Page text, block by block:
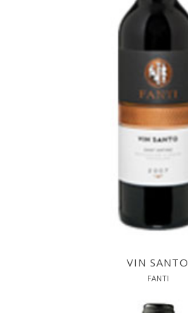
VIN SANTO
FANTI